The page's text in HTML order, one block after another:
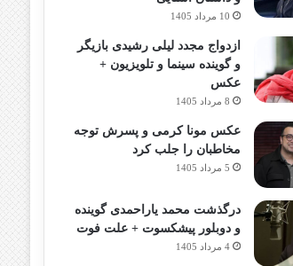
10 مرداد 1405
ازدواج مجدد لیلی رشیدی بازیگر
و گوینده سینما و تلویزیون +
عکس
8 مرداد 1405
عکس مونا کرمی و پسرش توجه
مخاطبان را جلب کرد
5 مرداد 1405
درگذشت محمد یاراحمدی گوینده
و دوبلور پیشکسوت + علت فوت
4 مرداد 1405